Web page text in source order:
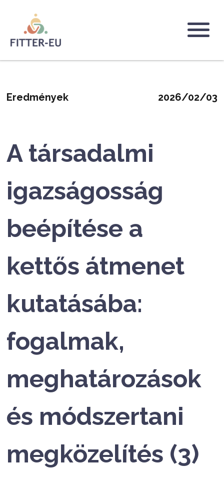
tartalomra
Logo
Eredmények 2026/02/03
A társadalmi
igazságosság
beépítése a
kettős átmenet
kutatásába:
fogalmak,
meghatározások
és módszertani
megközelítés (3)